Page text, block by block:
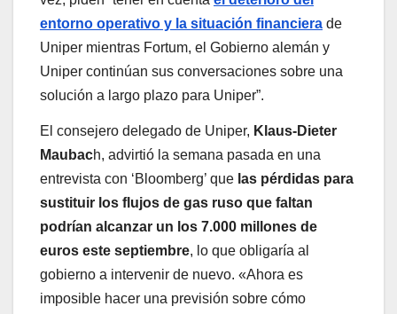
entorno operativo y la situación financiera de
Uniper mientras Fortum, el Gobierno alemán y
Uniper continúan sus conversaciones sobre una
solución a largo plazo para Uniper”.
El consejero delegado de Uniper, Klaus-Dieter
Maubach, advirtió la semana pasada en una
entrevista con ‘Bloomberg’ que las pérdidas para
sustituir los flujos de gas ruso que faltan
podrían alcanzar un los 7.000 millones de
euros este septiembre, lo que obligaría al
gobierno a intervenir de nuevo. «Ahora es
imposible hacer una previsión sobre cómo